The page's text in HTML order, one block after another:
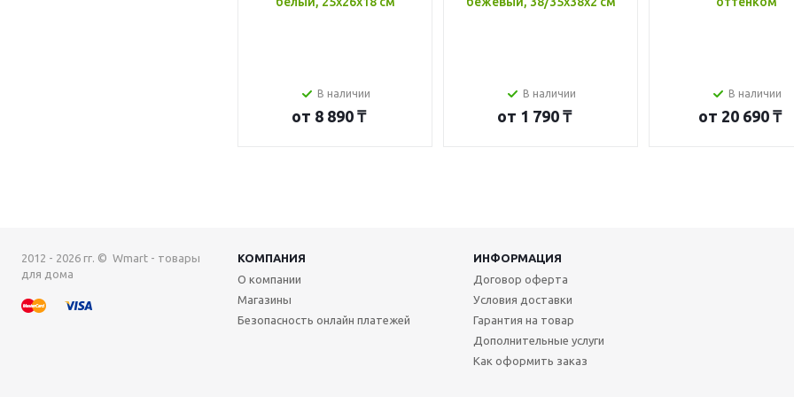
В наличии
от 8 890 ₸
В наличии
от 1 790 ₸
В наличии
от 20 690 ₸
2012 - 2026 гг. © Wmart - товары
для дома
КОМПАНИЯ
ИНФОРМАЦИЯ
О компании
Магазины
Безопасность онлайн платежей
Договор оферта
Условия доставки
Гарантия на товар
Дополнительные услуги
Как оформить заказ